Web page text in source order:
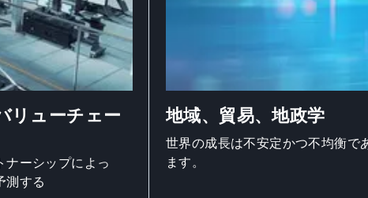
リューチェー
ナーシップによっ
測する
地域、貿易、地政学
世界の成長は不安定かつ不均衡で
ます。